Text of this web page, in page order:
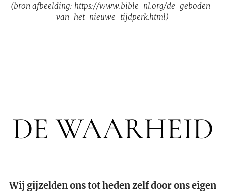
(bron afbeelding: https://www.bible-nl.org/de-geboden-
van-het-nieuwe-tijdperk.html)
DE WAARHEID
Wij gijzelden ons tot heden zelf door ons eigen